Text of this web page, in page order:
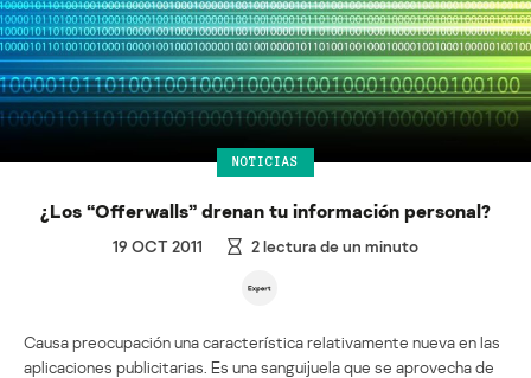
NOTICIAS
¿Los “Offerwalls” drenan tu información personal?
19 OCT 2011 2lectura de un minuto
Causa preocupación una característica relativamente nueva en las
aplicaciones publicitarias. Es una sanguijuela que se aprovecha de